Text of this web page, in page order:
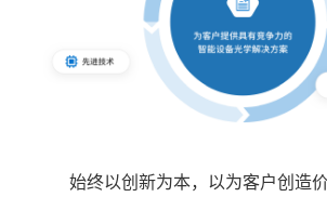
始终以创新为本，以为客户创造